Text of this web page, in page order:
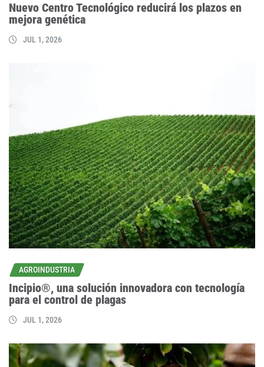
Nuevo Centro Tecnológico reducirá los plazos en
mejora genética
JUL 1, 2026
AGROINDUSTRIA
Incipio®, una solución innovadora con tecnología
para el control de plagas
JUL 1, 2026